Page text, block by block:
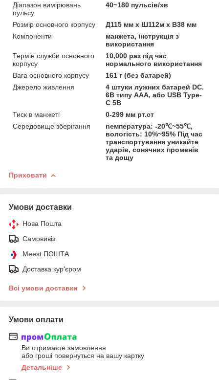
Діапазон вимірювань
пульсу
40~180 пульсів/хв
Розмір основного корпусу
Д115 мм x Ш112м x В38 мм
Компоненти
манжета, інструкція з
використання
Термін служби основного
корпусу
10,000 раз під час
нормального використання
Вага основного корпусу
161 г (без батарей)
Джерело живлення
4 штуки лужних батарей DC.
6В типу AAA, або USB Type-
C 5В
Тиск в манжеті
0-299 мм рт.ст
Середовище зберігання
nемпература: -20℃~55℃,
вологість: 10%~95% Під час
транспортування уникайте
ударів, сонячних променів
та дощу
Приховати
Умови доставки
Нова Пошта
Самовивіз
Meest ПОШТА
Доставка кур'єром
Всі умови доставки
Умови оплати
Ви отримаєте замовлення
або гроші повернуться на вашу картку
Детальніше